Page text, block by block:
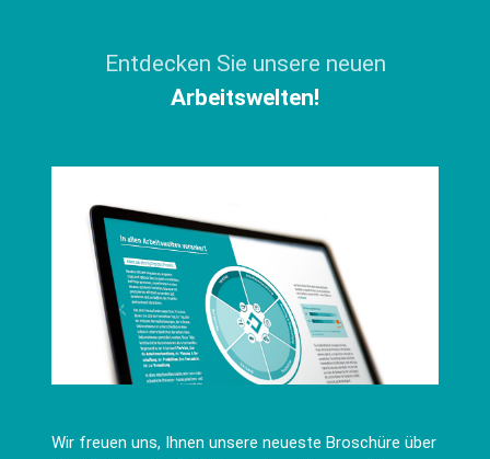
Entdecken Sie unsere neuen
Arbeitswelten!
Wir freuen uns, Ihnen unsere neueste Broschüre über